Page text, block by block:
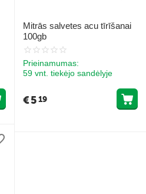
Mitrās salvetes acu tīrīšanai
100gb
Prieinamumas:
59 vnt. tiekėjo sandėlyje
€519